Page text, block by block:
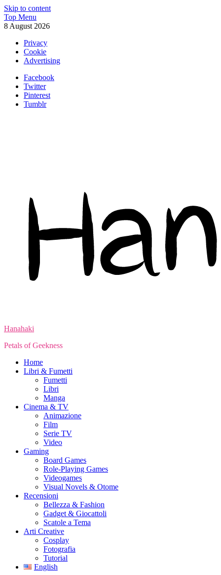
Skip to content
Top Menu
8 August 2026
Privacy
Cookie
Advertising
Facebook
Twitter
Pinterest
Tumblr
Hanahaki
Petals of Geekness
Home
Libri & Fumetti
Fumetti
Libri
Manga
Cinema & TV
Animazione
Film
Serie TV
Video
Gaming
Board Games
Role-Playing Games
Videogames
Visual Novels & Otome
Recensioni
Bellezza & Fashion
Gadget & Giocattoli
Scatole a Tema
Arti Creative
Cosplay
Fotografia
Tutorial
English